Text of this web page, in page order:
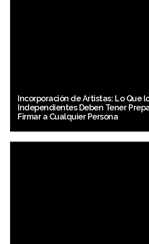
Incorporación de Artistas: Lo Que
Independientes Deben Tener
Firmar a Cualquier Persona